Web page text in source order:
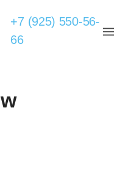
+7 (925) 550-56-
66